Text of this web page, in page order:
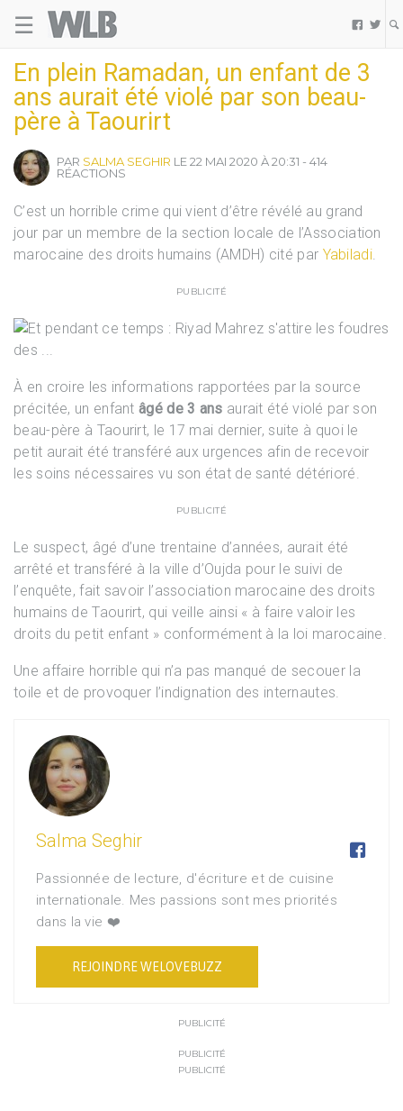
☰  
En plein Ramadan, un enfant de 3
ans aurait été violé par son beau-
père à Taourirt
PAR SALMA SEGHIR LE 22 MAI 2020 À 20:31 - 414
RÉACTIONS
C’est un horrible crime qui vient d’être révélé au grand
jour par un membre de la section locale de l’Association
marocaine des droits humains (AMDH) cité par Yabiladi.
PUBLICITÉ
À en croire les informations rapportées par la source
précitée, un enfantâgé de 3 ans aurait été violé par son
beau-père à Taourirt, le 17 mai dernier, suite à quoi le
petit aurait été transféré aux urgences afin de recevoir
les soins nécessaires vu son état de santé détérioré.
PUBLICITÉ
Le suspect, âgé d’une trentaine d’années, aurait été
arrêté et transféré à la ville d’Oujda pour le suivi de
l’enquête, fait savoir l’association marocaine des droits
humains de Taourirt, qui veille ainsi « à faire valoir les
droits du petit enfant » conformément à la loi marocaine.
Une affaire horrible qui n’a pas manqué de secouer la
toile et de provoquer l’indignation des internautes.
Salma Seghir 
Passionnée de lecture, d'écriture et de cuisine
internationale. Mes passions sont mes priorités
dans la vie ❤️
REJOINDRE WELOVEBUZZ
PUBLICITÉ
PUBLICITÉ
PUBLICITÉ